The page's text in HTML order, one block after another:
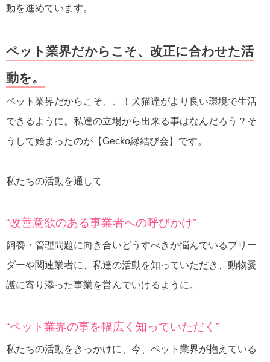
動を進めています。
ペット業界だからこそ、改正に合わせた活
動を。
ペット業界だからこそ、、！犬猫達がより良い環境で生活
できるように。私達の立場から出来る事はなんだろう？そ
うして始まったのが【Gecko縁結び会】です。
私たちの活動を通して
“改善意欲のある事業者への呼びかけ”
飼養・管理問題に向き合いどうすべきか悩んでいるブリー
ダーや関連業者に、私達の活動を知っていただき、動物愛
護に寄り添った事業を営んでいけるように。
“ペット業界の事を幅広く知っていただく”
私たちの活動をきっかけに、今、ペット業界が抱えている